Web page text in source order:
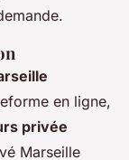
en ligne,
privée
Marseille